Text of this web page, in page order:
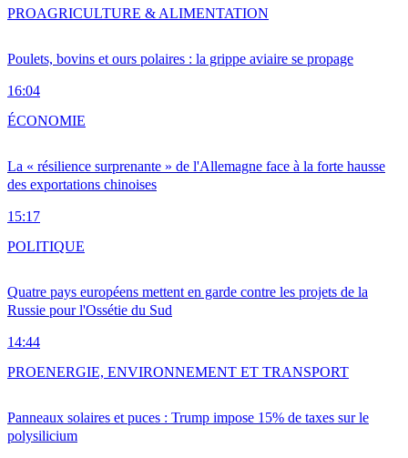
Poulets, bovins et ours polaires : la grippe aviaire se propage
16:04
PROAGRICULTURE & ALIMENTATION
La « résilience surprenante » de l'Allemagne face à la forte hausse
des exportations chinoises
15:17
ÉCONOMIE
Quatre pays européens mettent en garde contre les projets de la
Russie pour l'Ossétie du Sud
14:44
POLITIQUE
Panneaux solaires et puces : Trump impose 15% de taxes sur le
polysilicium
PROENERGIE, ENVIRONNEMENT ET TRANSPORT